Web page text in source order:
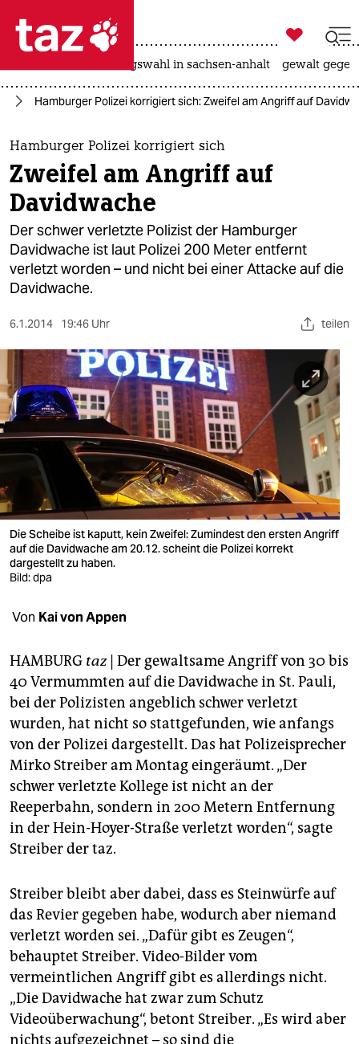
 taz zahl ich
taz zahl ich
themen
politik
öko
gesellschaft
kultur
sport
berlin
nord
wahrheit
verlag
verlag
veranstaltungen
shop
unterstützen
abo
genossenschaft
epaper login

taz zahl ich
landtagswahl in sachsen-anhalt gewalt
Hamburger Polizei korrigiert sich: Zweifel am Angriff auf
Hamburger Polizei korrigiert sich
Zweifel am Angriff auf
Davidwache
Der schwer verletzte Polizist der Hamburger
Davidwache ist laut Polizei 200 Meter entfernt
verletzt worden – und nicht bei einer Attacke auf die
Davidwache.
6.1.2014 19:46 Uhr teilen
Die Scheibe ist kaputt, kein Zweifel: Zumindest den ersten Angriff
auf die Davidwache am 20.12. scheint die Polizei korrekt
dargestellt zu haben.
Bild: dpa
Von Kai von Appen
HAMBURG taz| Der gewaltsame Angriff von 30 bis
40 Vermummten auf die Davidwache in St. Pauli,
bei der Polizisten angeblich schwer verletzt
wurden, hat nicht so stattgefunden, wie anfangs
von der Polizei dargestellt. Das hat Polizeisprecher
Mirko Streiber am Montag eingeräumt. „Der
schwer verletzte Kollege ist nicht an der
Reeperbahn, sondern in 200 Metern Entfernung
in der Hein-Hoyer-Straße verletzt worden“, sagte
Streiber der taz.
Streiber bleibt aber dabei, dass es Steinwürfe auf
das Revier gegeben habe, wodurch aber niemand
verletzt worden sei. „Dafür gibt es Zeugen“,
behauptet Streiber. Video-Bilder vom
vermeintlichen Angriff gibt es allerdings nicht.
„Die Davidwache hat zwar zum Schutz
Videoüberwachung“, betont Streiber. „Es wird aber
nichts aufgezeichnet – so sind die